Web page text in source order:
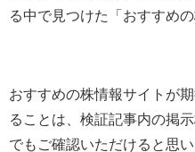
る中で見つけた「おすすめ
おすすめの株情報サイトが
ることは、検証記事内の掲
でもご確認いただけると思い